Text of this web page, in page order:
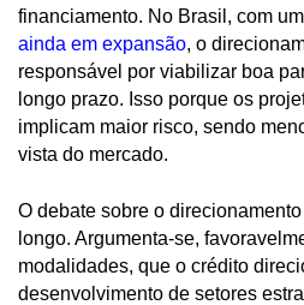
financiamento. No Brasil, com um
ainda em expansão, o
responsável por viabilizar boa
longo prazo. Isso porque os
implicam maior risco, sendo
vista do mercado.
O debate sobre o
longo. Argumenta-se,
modalidades, que o crédito
desenvolvimento de setores